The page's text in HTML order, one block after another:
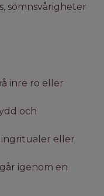
sömnsvårigheter
inre ro eller
och
eller
igenom en